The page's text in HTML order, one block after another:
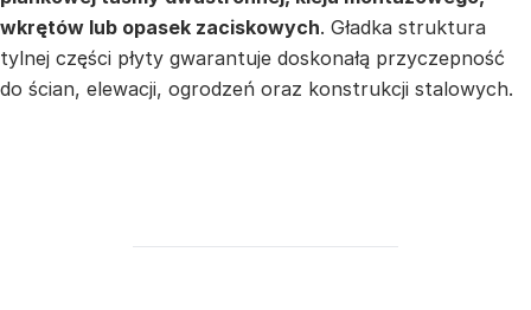
wkrętów lub opasek zaciskowych. Gładka struktura
tylnej części płyty gwarantuje doskonałą przyczepność
do ścian, elewacji, ogrodzeń oraz konstrukcji stalowych.